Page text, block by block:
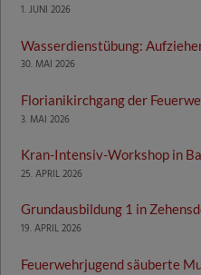
1. JUNI 2026
Wasserdienstübung:
30. MAI 2026
Florianikirchgang der
3. MAI 2026
Kran-Intensiv-Workshop in
25. APRIL 2026
Grundausbildung 1 in
19. APRIL 2026
Feuerwehrjugend säuberte